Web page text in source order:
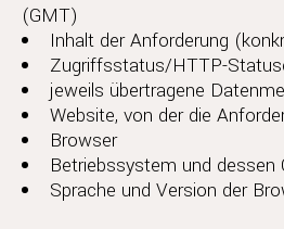
(GMT)
Inhalt der Anforderung
Zugriffsstatus/HTTP-
jeweils übertragene
Website, von der die
Browser
Betriebssystem und dessen
Sprache und Version der